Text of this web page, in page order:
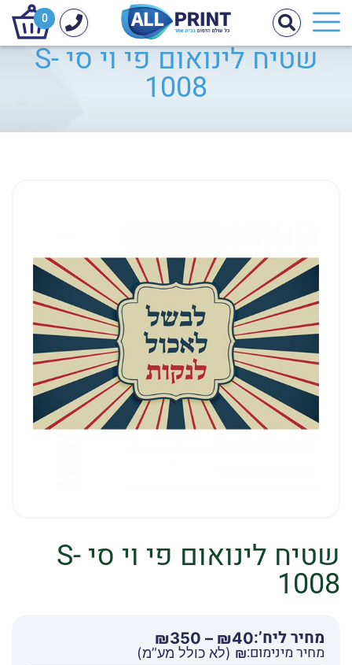
0
שטיח לינואום פי וי סי S-
1008
שטיח לינואום פי וי סי S-
1008
מחיר ליח’: ₪40
–
₪350
מחירים:
מחיר מינימום:₪ (לא כולל מע”מ)